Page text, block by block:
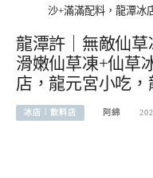
沙+滿滿配料，龍潭冰
龍潭許｜無敵仙草
滑嫩仙草凍+仙草
店，龍元宮小吃
冰店︱飲料店 阿綿